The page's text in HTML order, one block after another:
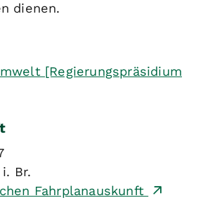
dienen.
[Regierungspräsidium
Br.
Fahrplanauskunft